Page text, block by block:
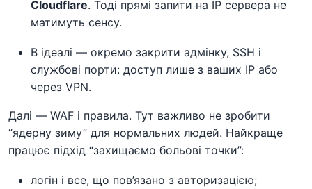
Cloudflare. Тоді прямі запити на IP сервера не
матимуть сенсу.
В ідеалі — окремо закрити адмінку, SSH і
службові порти: доступ лише з ваших IP або
через VPN.
Далі — WAF і правила. Тут важливо не зробити
“ядерну зиму” для нормальних людей. Найкраще
працює підхід “захищаємо больові точки”:
логін і все, що пов’язано з авторизацією;